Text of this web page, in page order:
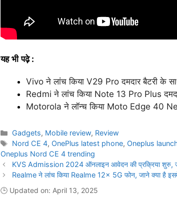
यह भी पढ़े:
Vivo ने लांच किया V29 Pro दमदार बैटरी के
Redmi ने लांच किया Note 13 Pro Plus
Motorola ने लॉन्च किया Moto Edge 40
Categories
Gadgets, Mobile review, Review
Tags
Nord CE 4, OnePlus latest phone, Oneplus
Oneplus Nord CE 4 trending
KVS Admission 2024 ऑनलाइन आवेदन की प्रक्रिया शुरु,
Realme ने लांच किया Realme 12x 5G फोन, जाने क्या है
🕒 Updated on: April 13, 2025